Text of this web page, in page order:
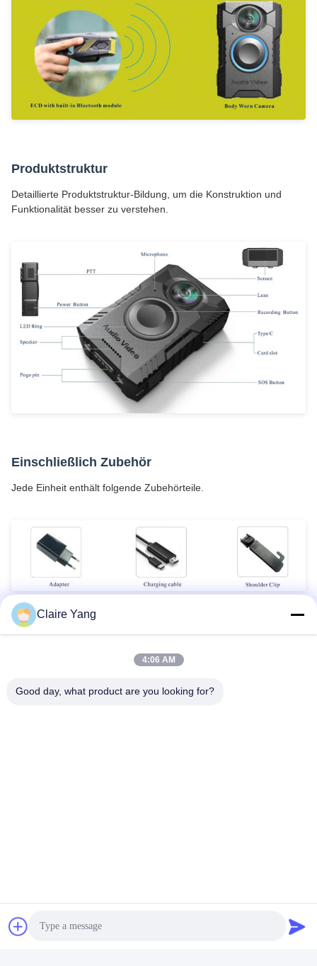
Produktstruktur
Detaillierte Produktstruktur-Bildung, um die Konstruktion und
Funktionalität besser zu verstehen.
Einschließlich Zubehör
Jede Einheit enthält folgende Zubehörteile.
86-0755-33977936
Claire Yang
4:06 AM
Good day, what product are you looking for?